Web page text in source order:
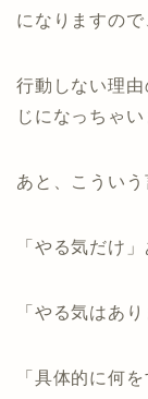
になりますので
行動しない理
じになっちゃい
あと、こういう
「やる気だけ
「やる気はあ
「具体的に何